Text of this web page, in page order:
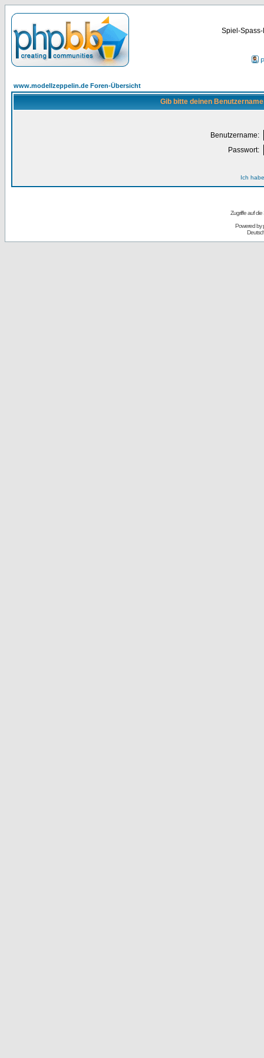
Spiel-
www.modellzeppelin.de Foren-Übersicht
Gib bitte deinen
Benutzername:
Passwort:
Ich
Zugriffe auf
Powered by